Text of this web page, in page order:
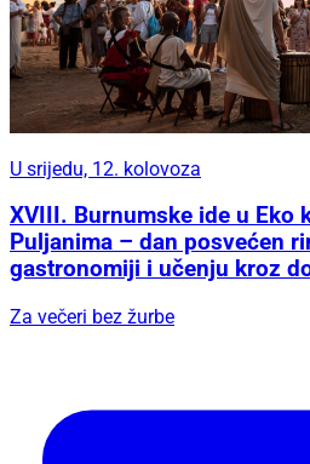
U srijedu, 12. kolovoza
XVIII. Burnumske ide u Eko
Puljanima – dan posvećen
gastronomiji i učenju kroz
Za večeri bez žurbe